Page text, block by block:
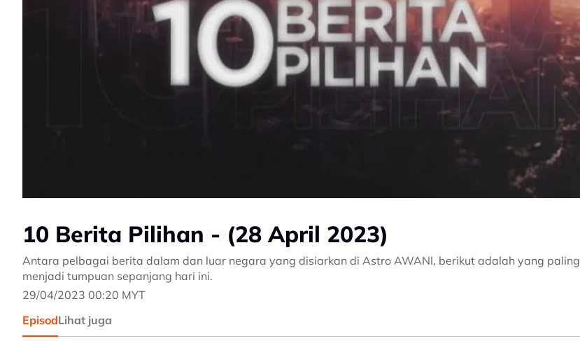
10 Berita Pilihan - (28 April 2023)
Antara pelbagai berita dalam dan luar negara yang disiarkan di Astro AWANI, berikut adalah yang paling
menjadi tumpuan sepanjang hari ini.
29/04/2023 00:20 MYT
EpisodLihat juga